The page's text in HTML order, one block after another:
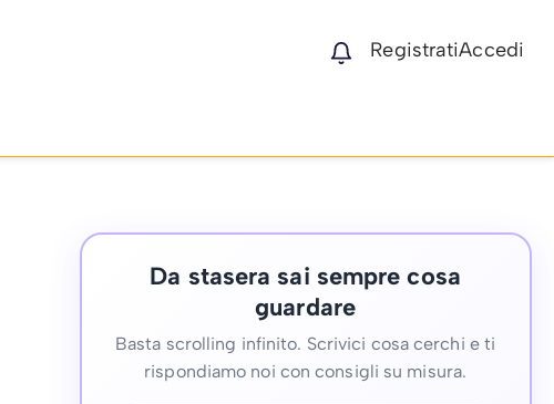
RegistratiAccedi
Da stasera sai sempre cosa
guardare
Basta scrolling infinito. Scrivici cosa cerchi e ti
rispondiamo noi con consigli su misura.